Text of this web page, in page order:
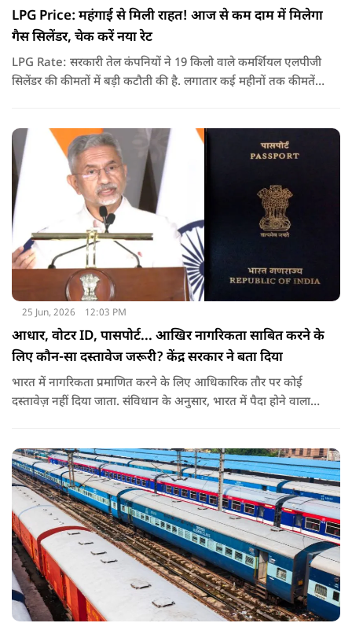
LPG Price: महंगाई से मिली राहत! आज से कम दाम में मिलेगा
गैस सिलेंडर, चेक करें नया रेट
LPG Rate: सरकारी तेल कंपनियों ने 19 किलो वाले कमर्शियल एलपीजी
सिलेंडर की कीमतों में बड़ी कटौती की है. लगातार कई महीनों तक कीमतें
25 Jun, 2026 12:03 PM
आधार, वोटर ID, पासपोर्ट... आखिर नागरिकता साबित करने के
लिए कौन-सा दस्तावेज जरूरी? केंद्र सरकार ने बता दिया
भारत में नागरिकता प्रमाणित करने के लिए आधिकारिक तौर पर कोई
दस्तावेज़ नहीं दिया जाता. संविधान के अनुसार, भारत में पैदा होने वाला